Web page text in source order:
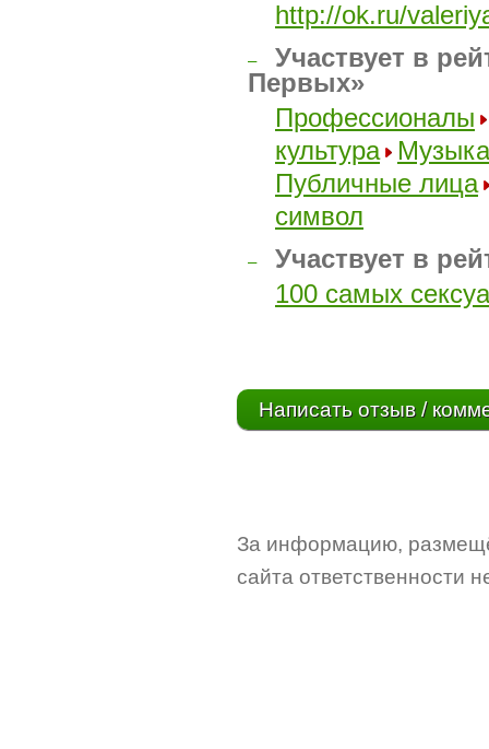
http://ok.ru/
–
Участвует в
Первых»
Профессионалы
культура
Музыка
Публичные лица
символ
–
Участвует в
100 самых
Написать отзыв /
За информацию,
сайта ответственности